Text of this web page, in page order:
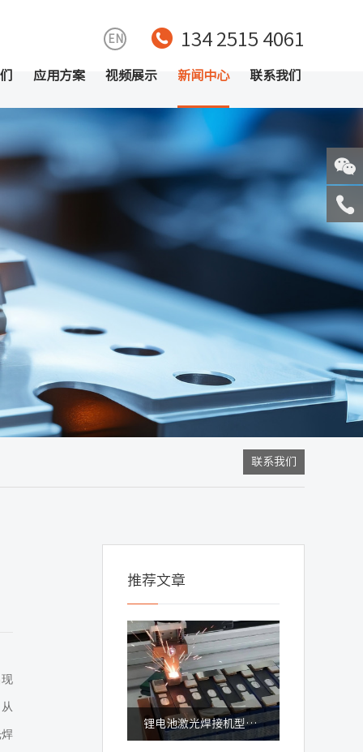
134 2515 4061
EN
应用方案 视频展示 新闻中心 联系我们
联系我们
推荐文章
锂电池激光焊接机型号怎么选？适配全品类新能源锂电加工
关注
微信
服务
顶部